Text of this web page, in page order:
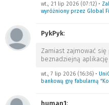
wt., 21 lip 2026 (07:12) •
wyróżniony przez Global
PykPyk:
Zamiast zajmować
beznadziejną
wt., 7 lip 2026 (16:36) •
bankową grę fabularną
human1: